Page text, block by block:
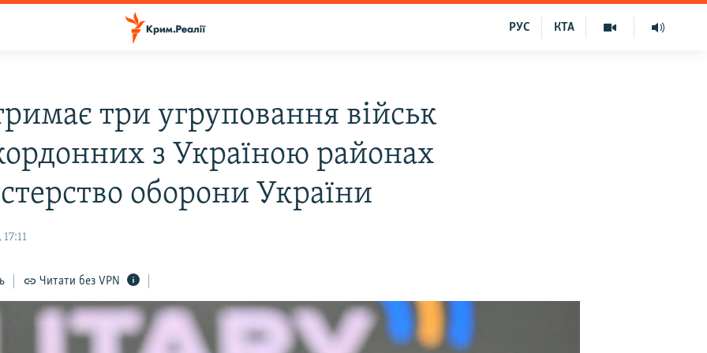
КТА
РУС
три угруповання військ
з Україною районах
оборони України
Читати без VPN